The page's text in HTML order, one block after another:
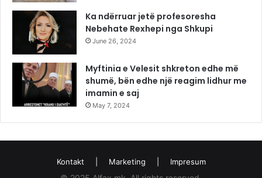
Ka ndërruar jetë profesoresha
Nebehate Rexhepi nga Shkupi
June 26, 2024
Myftinia e Velesit shkreton edhe më
shumë, bën edhe një reagim lidhur me
imamin e saj
May 7, 2024
Kontakt Marketing Impresum